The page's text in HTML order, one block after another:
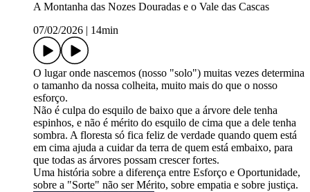
A Montanha das Nozes Douradas e o Vale das Cascas
07/02/2026
14min
O lugar onde nascemos (nosso "solo") muitas vezes determina
o tamanho da nossa colheita, muito mais do que o nosso
esforço.
Não é culpa do esquilo de baixo que a árvore dele tenha
espinhos, e não é mérito do esquilo de cima que a dele tenha
sombra. A floresta só fica feliz de verdade quando quem está
em cima ajuda a cuidar da terra de quem está embaixo, para
que todas as árvores possam crescer fortes.
Uma história sobre a diferença entre Esforço e Oportunidade,
sobre a "Sorte" não ser Mérito, sobre empatia e sobre justiça.